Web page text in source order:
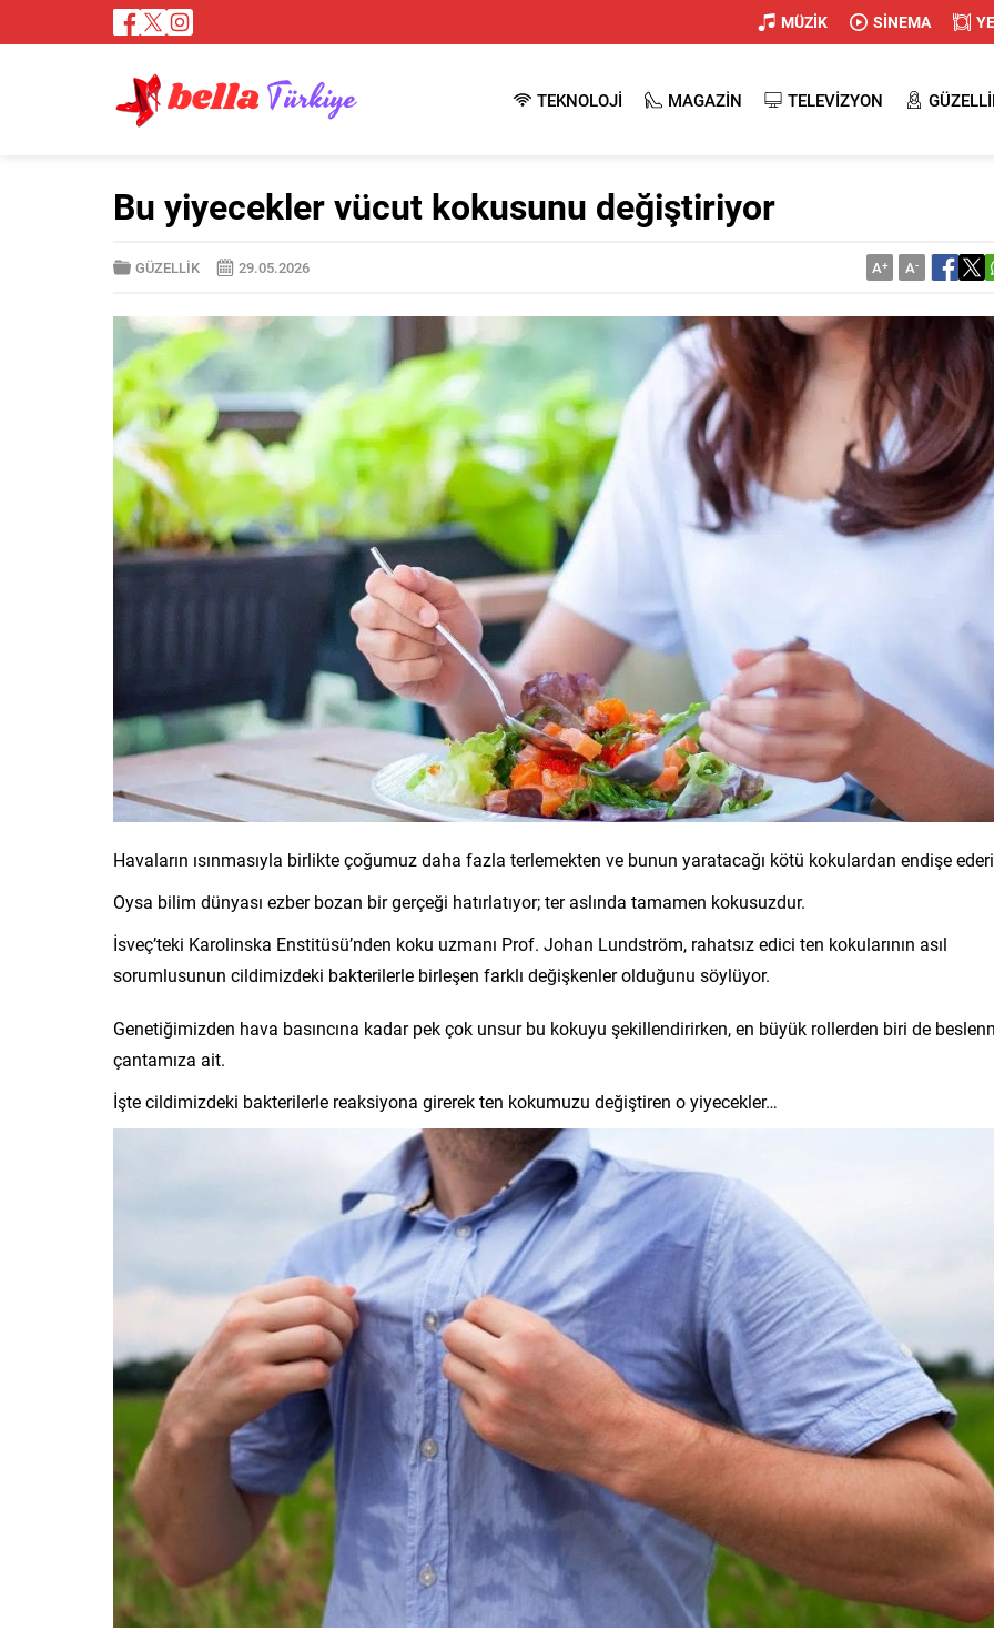
MÜZİK SİNEMA
TEKNOLOJİ MAGAZİN TELEVİZYON
Bu yiyecekler vücut kokusunu değiştiriyor
GÜZELLİK 29.05.2026 A+ A-
Havaların ısınmasıyla birlikte çoğumuz daha fazla terlemekten ve bunun yaratacağı kötü kokulardan endişe
Oysa bilim dünyası ezber bozan bir gerçeği hatırlatıyor; ter aslında tamamen kokusuzdur.
İsveç’teki Karolinska Enstitüsü’nden koku uzmanı Prof. Johan Lundström, rahatsız edici ten kokularının asıl
sorumlusunun cildimizdeki bakterilerle birleşen farklı değişkenler olduğunu söylüyor.
Genetiğimizden hava basıncına kadar pek çok unsur bu kokuyu şekillendirirken, en büyük rollerden biri de
çantamıza ait.
İşte cildimizdeki bakterilerle reaksiyona girerek ten kokumuzu değiştiren o yiyecekler…